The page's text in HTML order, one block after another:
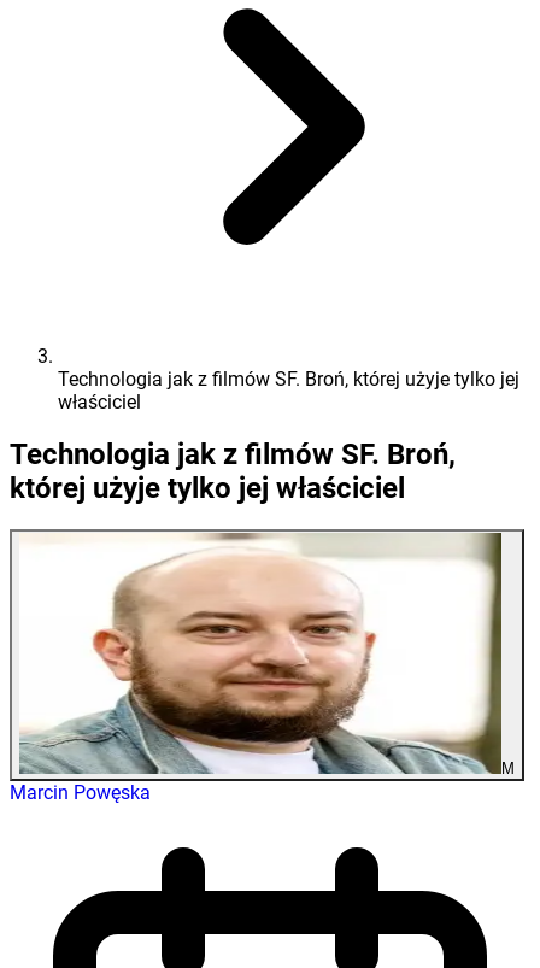
Technologia jak z filmów SF. Broń, której użyje tylko jej
właściciel
Technologia jak z filmów SF. Broń,
której użyje tylko jej właściciel
M
Marcin Powęska